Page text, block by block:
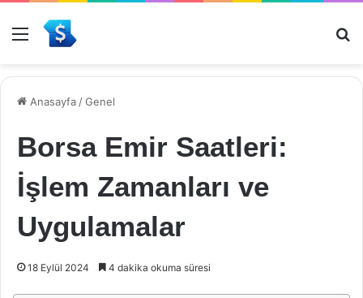
Menü
Anasayfa /Genel
Borsa Emir Saatleri:
İşlem Zamanları ve
Uygulamalar
18 Eylül 2024 4 dakika okuma süresi